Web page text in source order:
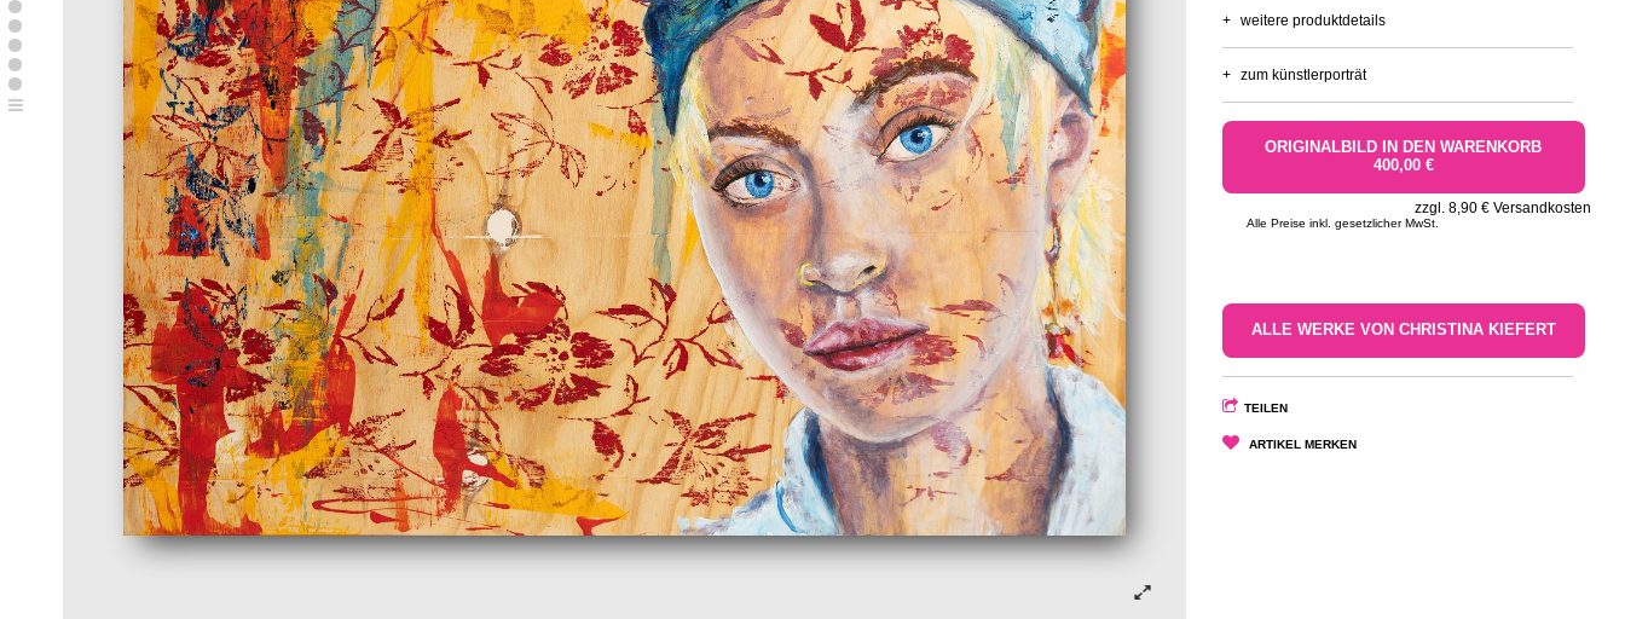
+ weitere produktdetails
+ zum künstlerporträt
ORIGINALBILD IN DEN WARENKORB
400,00 €
zzgl. 8,90 € Versandkosten
Alle Preise inkl. gesetzlicher MwSt.
ALLE WERKE VON CHRISTINA KIEFERT
TEILEN
ARTIKEL MERKEN